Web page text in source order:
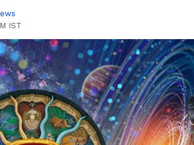
IST